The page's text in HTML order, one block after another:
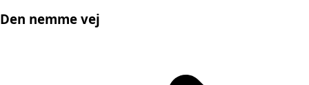
Den nemme vej